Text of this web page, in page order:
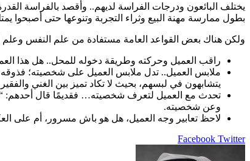
يختلف البائعون ودرجات الفراسة لديهم.. وأقصد بالفراسة
بطول ممارسة مهنة البيع وثراء التجربة وتنوعها حتى أصبحوا
ولكن هناك بعض القواعد العامة مستفادة من علم النفس وعلم
راقب العميل وحركته وطريقة دخوله للمحل.. هل هذا
ملابس العميل.. تدل ملابس العميل على شخصيته؛
يتشابهون في لبسهم، بحيث لا تكاد تميز بين الغني
تحدث مع العميل لتعرف شخصيته… فقديمًا قال أحدهم:
وعن شخصيته.
لاحظ تعابير وجه العميل، هل هو باش مسرور، أم على
Facebook Twitter
LinkedIn
Pinterest
مشاركة
عبر
طباعة